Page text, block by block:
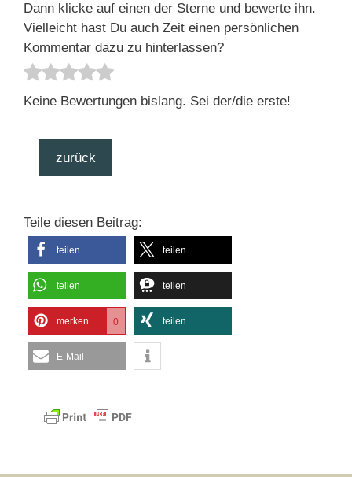
Dann klicke auf einen der Sterne und bewerte ihn.
Vielleicht hast Du auch Zeit einen persönlichen
Kommentar dazu zu hinterlassen?
Keine Bewertungen bislang. Sei der/die erste!
zurück
Teile diesen Beitrag:
teilen teilen
teilen teilen
merken 0 teilen
E-Mail